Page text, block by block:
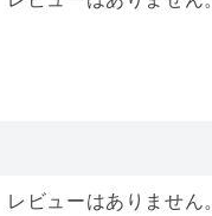
レビューはありません